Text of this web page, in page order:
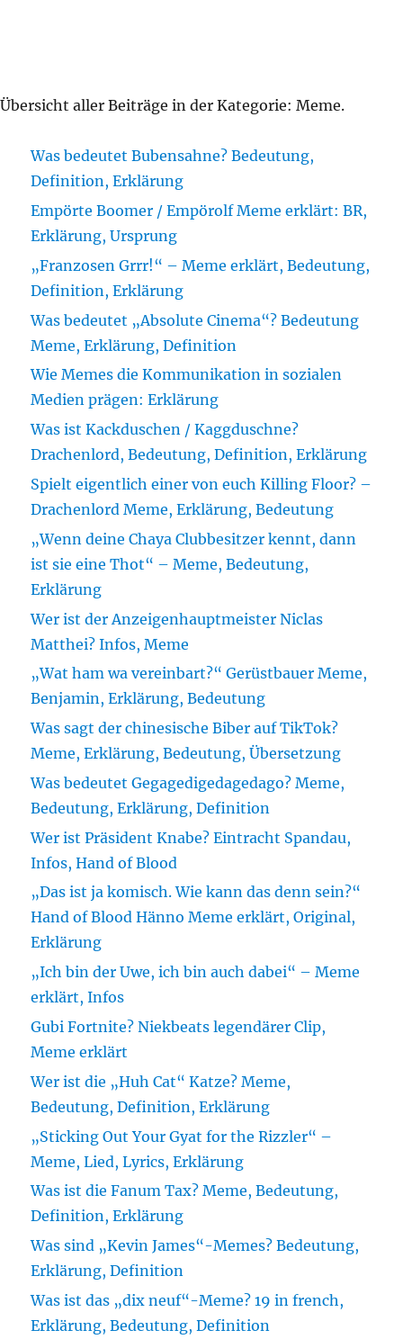
Übersicht aller Beiträge in der Kategorie: Meme.
Was bedeutet Bubensahne? Bedeutung,
Definition, Erklärung
Empörte Boomer / Empörolf Meme erklärt: BR,
Erklärung, Ursprung
„Franzosen Grrr!“ – Meme erklärt, Bedeutung,
Definition, Erklärung
Was bedeutet „Absolute Cinema“? Bedeutung
Meme, Erklärung, Definition
Wie Memes die Kommunikation in sozialen
Medien prägen: Erklärung
Was ist Kackduschen / Kaggduschne?
Drachenlord, Bedeutung, Definition, Erklärung
Spielt eigentlich einer von euch Killing Floor? –
Drachenlord Meme, Erklärung, Bedeutung
„Wenn deine Chaya Clubbesitzer kennt, dann
ist sie eine Thot“ – Meme, Bedeutung,
Erklärung
Wer ist der Anzeigenhauptmeister Niclas
Matthei? Infos, Meme
„Wat ham wa vereinbart?“ Gerüstbauer Meme,
Benjamin, Erklärung, Bedeutung
Was sagt der chinesische Biber auf TikTok?
Meme, Erklärung, Bedeutung, Übersetzung
Was bedeutet Gegagedigedagedago? Meme,
Bedeutung, Erklärung, Definition
Wer ist Präsident Knabe? Eintracht Spandau,
Infos, Hand of Blood
„Das ist ja komisch. Wie kann das denn sein?“
Hand of Blood Hänno Meme erklärt, Original,
Erklärung
„Ich bin der Uwe, ich bin auch dabei“ – Meme
erklärt, Infos
Gubi Fortnite? Niekbeats legendärer Clip,
Meme erklärt
Wer ist die „Huh Cat“ Katze? Meme,
Bedeutung, Definition, Erklärung
„Sticking Out Your Gyat for the Rizzler“ –
Meme, Lied, Lyrics, Erklärung
Was ist die Fanum Tax? Meme, Bedeutung,
Definition, Erklärung
Was sind „Kevin James“-Memes? Bedeutung,
Erklärung, Definition
Was ist das „dix neuf“-Meme? 19 in french,
Erklärung, Bedeutung, Definition